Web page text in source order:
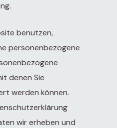
benutzen,
personenbezogene
denen Sie
werden können.
wir erheben und